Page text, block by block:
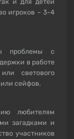
игроков – 3-4
проблемы с
в работе
светового
сейфов.
любителям
загадками и
участников